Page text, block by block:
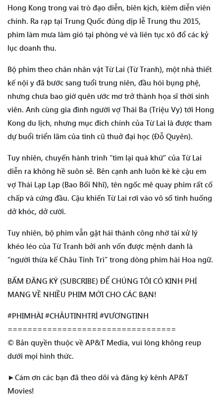
Hong Kong trong vai trò đạo diễn, biên kịch, kiêm diễn viên
chính. Ra rạp tại Trung Quốc đúng dịp lễ Trung thu 2015,
phim làm mưa làm gió tại phòng vé và liên tục xô đổ các kỷ
lục doanh thu.
Bộ phim theo chân nhân vật Từ Lai (Từ Tranh), một nhà thiết
kế nội y đã bước sang tuổi trung niên, đầu hói bụng phệ,
nhưng chưa bao giờ quên ước mơ trở thành họa sĩ thời sinh
viên. Anh cùng gia đình người vợ Thái Ba (Triệu Vy) tới Hong
Kong du lịch, nhưng mục đích chính của Từ Lai là được tham
dự buổi triển lãm của tình cũ thuở đại học (Đỗ Quyên).
Tuy nhiên, chuyến hành trình “tìm lại quá khứ” của Từ Lai
diễn ra không hề suôn sẻ. Bên cạnh anh luôn kè kè cậu em
vợ Thái Lạp Lạp (Bao Bối Nhĩ), tên ngốc mê quay phim rất cố
chấp và cứng đầu. Cậu khiến Từ Lai rơi vào vô số tình huống
dở khóc, dở cười.
Tuy nhiên, bộ phim vẫn gặt hái thành công nhờ tài xử lý
khéo léo của Từ Tranh bởi anh vốn được mệnh danh là
“người thừa kế Châu Tinh Trì” trong dòng phim hài Hoa ngữ.
BẤM ĐĂNG KÝ (SUBCRIBE) ĐỂ CHÚNG TÔI CÓ KINH PHÍ
MANG VỀ NHIỀU PHIM MỚI CHO CÁC BẠN!
#PHIMHÀI #CHÂUTINHTRÌ #VƯƠNGTINH
==================================
© Bản quyền thuộc về AP&T Media, vui lòng không reup
dưới mọi hình thức.
►Cám ơn các bạn đã theo dõi và đăng ký kênh AP&T
Movies!